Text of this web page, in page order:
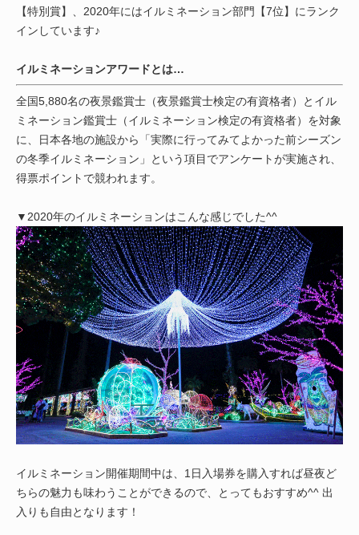
【特別賞】、2020年にはイルミネーション部門【7位】にランク
インしています♪
イルミネーションアワードとは…
全国5,880名の夜景鑑賞士（夜景鑑賞士検定の有資格者）とイル
ミネーション鑑賞士（イルミネーション検定の有資格者）を対象
に、日本各地の施設から「実際に行ってみてよかった前シーズン
の冬季イルミネーション」という項目でアンケートが実施され、
得票ポイントで競われます。
▼2020年のイルミネーションはこんな感じでした^^
イルミネーション開催期間中は、1日入場券を購入すれば昼夜ど
ちらの魅力も味わうことができるので、とってもおすすめ^^ 出
入りも自由となります！